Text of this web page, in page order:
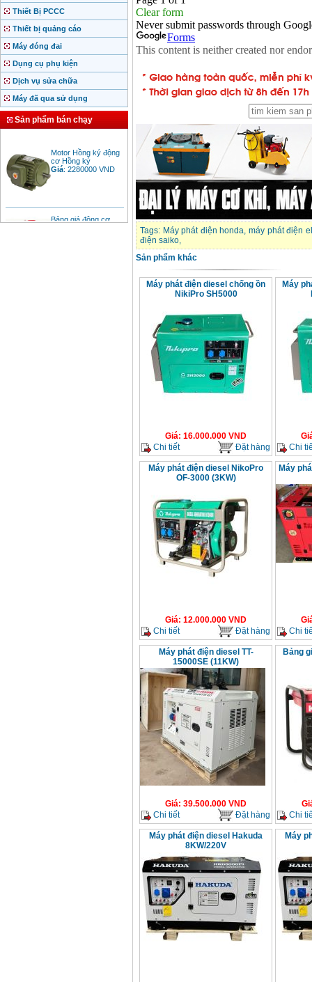
Thiết Bị PCCC
Thiết bị quảng cáo
Máy đóng đai
Dụng cụ phụ kiện
Dịch vụ sửa chữa
Máy đã qua sử dụng
Sản phẩm bán chạy
cơ Hồng ký
Giá:2280000
diesel đầu nổ diesel
Tags: Máy phát điện honda,máy phát điện
điện saiko,
Sản phẩm khác
Máy phát điện diesel chống ồn
NikiPro SH5000
Giá: 16.000.000 VND
Chi tiết
Đặt hàng
Máy
Chi
Máy phát điện diesel NikoPro
OF-3000 (3KW)
Giá: 12.000.000 VND
Chi tiết
Đặt hàng
Máy
Chi
Máy phát điện diesel TT-
15000SE (11KW)
Giá: 39.500.000 VND
Chi tiết
Đặt hàng
Bảng
Chi
Máy phát điện diesel Hakuda
8KW/220V
Máy